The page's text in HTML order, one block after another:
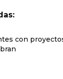
con